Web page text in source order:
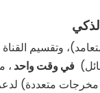
وتقسيم
في وقت واحد ،
متعددة) لدعم